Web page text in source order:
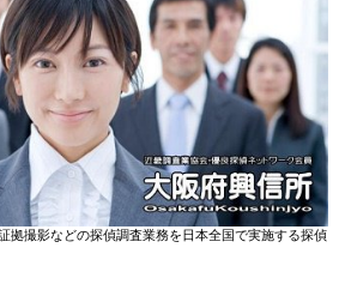
拠撮影などの探偵調査業務を日本全国で実施する探偵